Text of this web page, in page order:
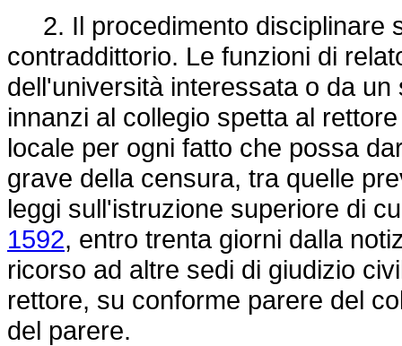
2. Il procedimento disciplinare
contraddittorio. Le funzioni di
dell'università interessata o da
innanzi al collegio spetta al
locale per ogni fatto che possa
grave della censura, tra quelle
leggi sull'istruzione superiore di
1592, entro trenta giorni dalla
ricorso ad altre sedi di giudizio
rettore, su conforme parere del
del parere.